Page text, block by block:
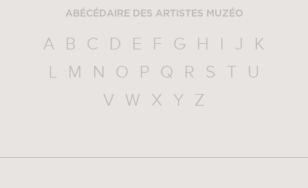
ABÉCÉDAIRE DES ARTISTES MUZÉO
A B C D E F G H I J
K
L
M N O P Q R S T
U
V
W X Y Z